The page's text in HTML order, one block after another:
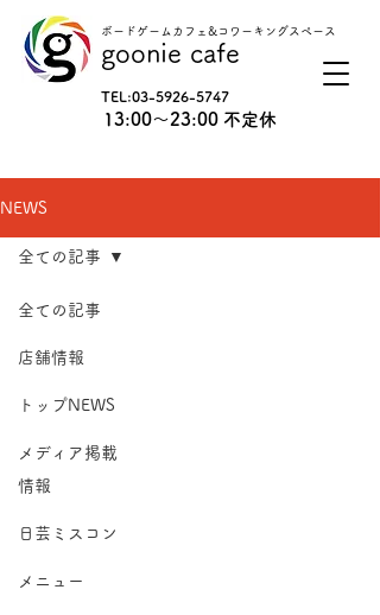
ボードゲームカフェ&コワーキングスペース
goonie cafe
TEL:03-5926-5747
13:00〜23:00 不定休
NEWS
全ての記事
店舗情報
トップNEWS
メディア掲載
情報
日芸ミスコン
メニュー
全ての記事